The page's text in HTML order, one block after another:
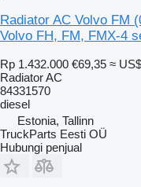
Radiator AC Volvo FM
Volvo FH, FM, FMX-4
Rp 1.432.000 €69,35 ≈
Radiator AC
84331570
diesel
Estonia, Tallinn
TruckParts Eesti OÜ
Hubungi penjual